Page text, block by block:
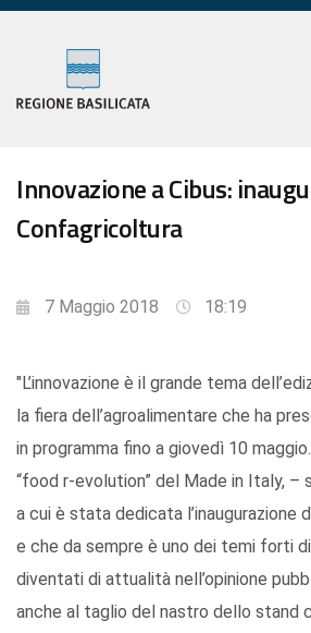
Innovazione a Cibus:
Confagricoltura
7 Maggio 2018 18:19
"L’innovazione è il grande tema
la fiera dell’agroalimentare che ha
in programma fino a giovedì 10
“food r-evolution” del Made in Italy, –
a cui è stata dedicata l’inaugurazione
e che da sempre è uno dei temi forti
diventati di attualità nell’opinione
anche al taglio del nastro dello stand